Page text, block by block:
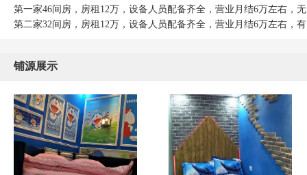
第一家46间房，房租12万，设备人员配备齐全，营业月结6万左右，
第二家32间房，房租12万，设备人员配备齐全，营业月结6万左右，
铺源展示